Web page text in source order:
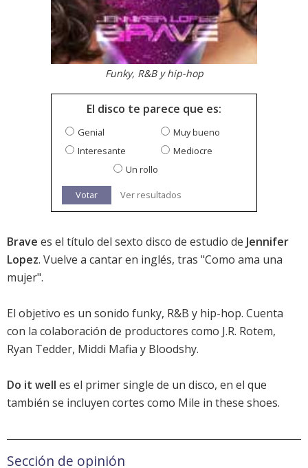
Funky, R&B y hip-hop
El disco te parece que es:
Genial
Muy bueno
Interesante
Mediocre
Un rollo
Votar Ver resultados
Brave es el título del sexto disco de estudio de Jennifer
Lopez. Vuelve a cantar en inglés, tras "Como ama una
mujer".
El objetivo es un sonido funky, R&B y hip-hop. Cuenta
con la colaboración de productores como J.R. Rotem,
Ryan Tedder, Middi Mafia y Bloodshy.
Do it well es el primer single de un disco, en el que
también se incluyen cortes como Mile in these shoes.
Sección de opinión